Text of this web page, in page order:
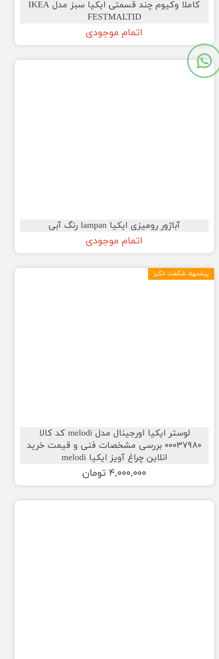
کاملا وکیوم چند قسمتی ایکیا سبز مدل IKEA
FESTMALTID
اتمام موجودی
آباژور رومیزی ایکیا lampan رنگ آبی
اتمام موجودی
لوستر ایکیا اورجینال مدل melodi کد کالا
۰۰۰۳۷۹۸۰ بررسی مشخصات فنی و قیمت خرید
انلاین چراغ آویز ایکیا melodi
۴,۰۰۰,۰۰۰ تومان
پیشنهاد شگفت انگیز